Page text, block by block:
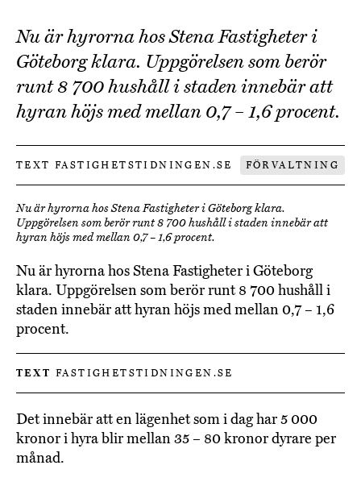
Nu är hyrorna hos Stena Fastigheter i
Göteborg klara. Uppgörelsen som berör
runt 8 700 hushåll i staden innebär att
hyran höjs med mellan 0,7 – 1,6 procent.
TEXT FASTIGHETSTIDNINGEN.SE FÖRVALTNING
Nu är hyrorna hos Stena Fastigheter i Göteborg klara.
Uppgörelsen som berör runt 8 700 hushåll i staden innebär att
hyran höjs med mellan 0,7 – 1,6 procent.
Nu är hyrorna hos Stena Fastigheter i Göteborg
klara. Uppgörelsen som berör runt 8 700 hushåll i
staden innebär att hyran höjs med mellan 0,7 – 1,6
procent.
TEXT FASTIGHETSTIDNINGEN.SE
Det innebär att en lägenhet som i dag har 5 000
kronor i hyra blir mellan 35 – 80 kronor dyrare per
månad.